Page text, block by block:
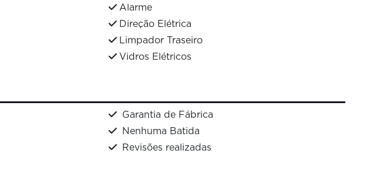
Alarme
Direção Elétrica
Limpador Traseiro
Vidros Elétricos
Garantia de Fábrica
Nenhuma Batida
Revisões realizadas